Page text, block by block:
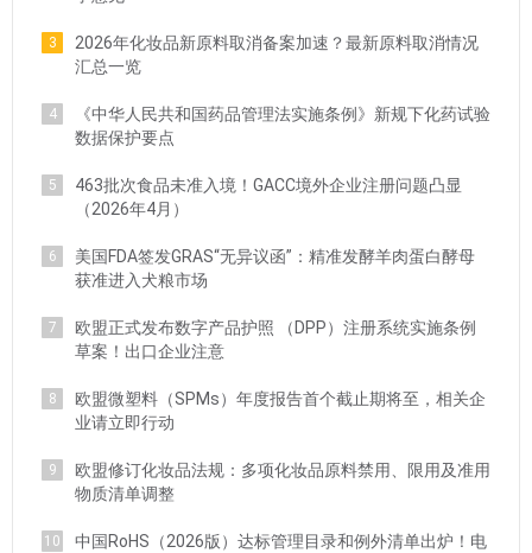
3
2026年化妆品新原料取消备案加速？最新原料取消情况
汇总一览
4
《中华人民共和国药品管理法实施条例》新规下化药试验
数据保护要点
5
463批次食品未准入境！GACC境外企业注册问题凸显
（2026年4月）
6
美国FDA签发GRAS“无异议函”：精准发酵羊肉蛋白酵母
获准进入犬粮市场
7
欧盟正式发布数字产品护照 （DPP）注册系统实施条例
草案！出口企业注意
8
欧盟微塑料（SPMs）年度报告首个截止期将至，相关企
业请立即行动
9
欧盟修订化妆品法规：多项化妆品原料禁用、限用及准用
物质清单调整
10
中国RoHS（2026版）达标管理目录和例外清单出炉！电